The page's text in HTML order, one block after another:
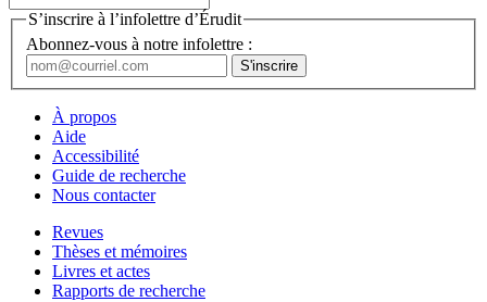
S’inscrire à l’infolettre d’Érudit
Abonnez-vous à notre infolettre :
À propos
Aide
Accessibilité
Guide de recherche
Nous contacter
Revues
Thèses et mémoires
Livres et actes
Rapports de recherche